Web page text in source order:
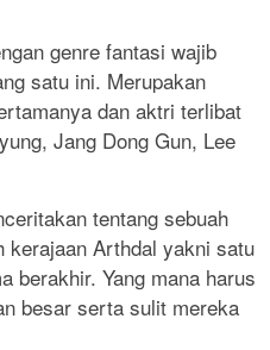
genre fantasi wajib
satu ini. Merupakan
dan aktri terlibat
Jang Dong Gun, Lee
tentang sebuah
kerajaan Arthdal yakni satu
berakhir. Yang mana harus
besar serta sulit mereka